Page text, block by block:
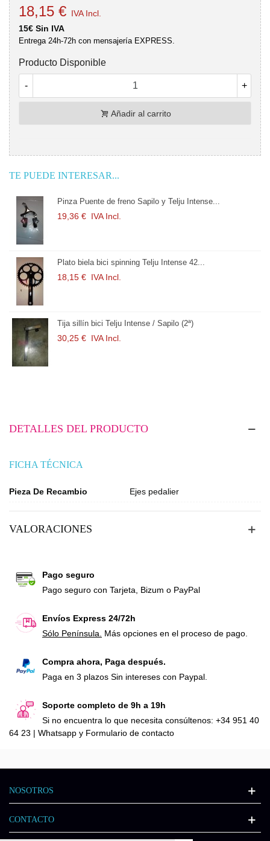
18,15 € IVA Incl.
15€ Sin IVA
Entrega 24h-72h con mensajería EXPRESS.
Producto Disponible
- +
Añadir al carrito
TE PUEDE INTERESAR...
Pinza Puente de freno Sapilo y Telju Intense...
19,36 € IVA Incl.
Plato biela bici spinning Telju Intense 42...
18,15 € IVA Incl.
Tija sillín bici Telju Intense / Sapilo (2ª)
30,25 € IVA Incl.
DETALLES DEL PRODUCTO
FICHA TÉCNICA
Pieza De Recambio Ejes pedalier
VALORACIONES
Pago seguro
Pago seguro con Tarjeta, Bizum o PayPal
Envíos Express 24/72h
Sólo Península. Más opciones en el proceso de pago.
Compra ahora, Paga después.
Paga en 3 plazos Sin intereses con Paypal.
Soporte completo de 9h a 19h
Si no encuentra lo que necesita consúltenos: +34 951 40
64 23 | Whatsapp y Formulario de contacto
NOSOTROS
CONTACTO